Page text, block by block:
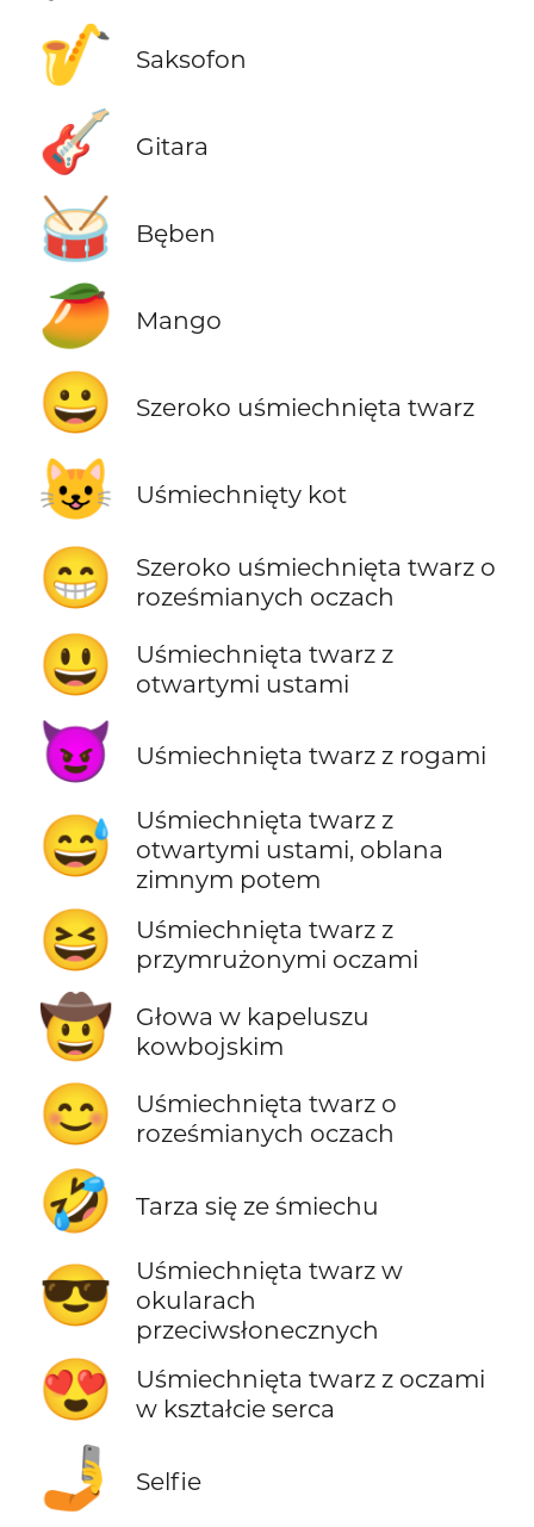
🎷
Saksofon
🎸 Gitara
🥁 Bęben
🥭 Mango
😀 Szeroko uśmiechnięta twarz
😺 Uśmiechnięty kot
😁
Szeroko uśmiechnięta twarz o
roześmianych oczach
😃
Uśmiechnięta twarz z
otwartymi ustami
😈 Uśmiechnięta twarz z rogami
😅
Uśmiechnięta twarz z
otwartymi ustami, oblana
zimnym potem
😆
Uśmiechnięta twarz z
przymrużonymi oczami
🤠
Głowa w kapeluszu
kowbojskim
😊
Uśmiechnięta twarz o
roześmianych oczach
🤣 Tarza się ze śmiechu
😎
Uśmiechnięta twarz w
okularach
przeciwsłonecznych
😍
Uśmiechnięta twarz z oczami
w kształcie serca
🤳 Selfie